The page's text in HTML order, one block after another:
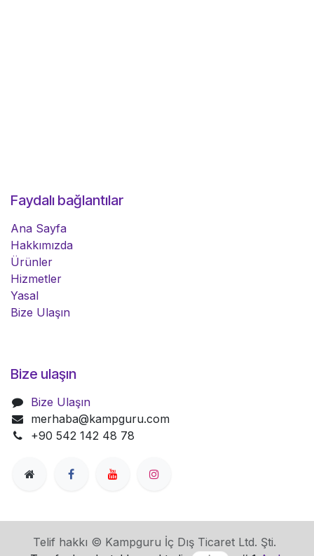
Faydalı bağlantılar
Ana Sayfa
Hakkımızda
Ürünler
Hizmetler
Yasal
Bize Ulaşın
Bize ulaşın
Bize Ulaşın
merhaba@kampguru.com
+90 542 142 48 78
Telif hakkı © Kampguru İç Dış Ticaret Ltd. Şti.